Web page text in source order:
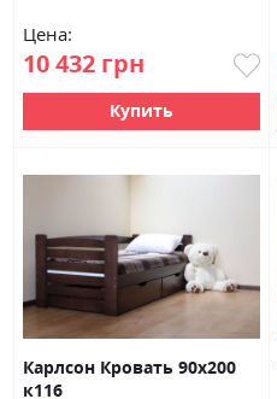
Цена:
10 432 грн
Купить
Карлсон Кровать 90х200
к116